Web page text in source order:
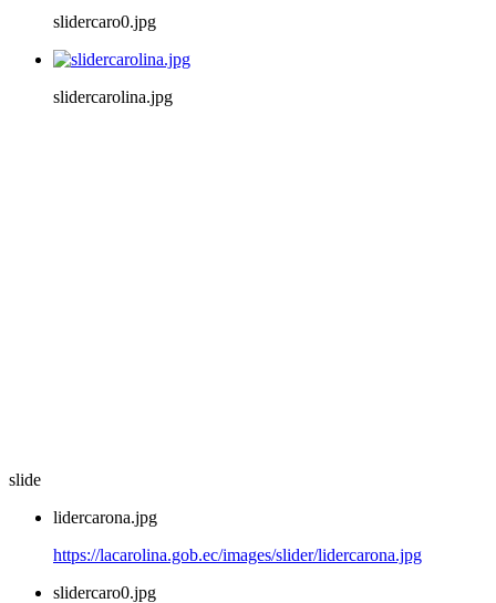
slidercaro0.jpg
slidercarolina.jpg
slide
lidercarona.jpg
https://lacarolina.gob.ec/images/slider/lidercarona.jpg
slidercaro0.jpg